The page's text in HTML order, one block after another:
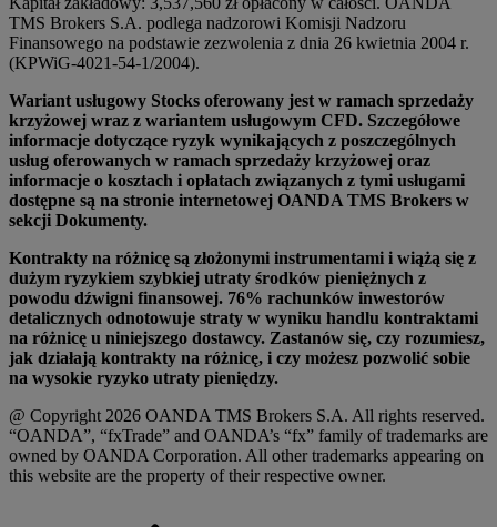
TMS Brokers S.A. podlega nadzorowi Komisji Nadzoru
Finansowego na podstawie zezwolenia z dnia 26 kwietnia 2004 r.
(KPWiG-4021-54-1/2004).
Wariant usługowy Stocks oferowany jest w ramach sprzedaży
krzyżowej wraz z wariantem usługowym CFD. Szczegółowe
informacje dotyczące ryzyk wynikających z poszczególnych
usług oferowanych w ramach sprzedaży krzyżowej oraz
informacje o kosztach i opłatach związanych z tymi usługami
dostępne są na stronie internetowej OANDA TMS Brokers w
sekcji Dokumenty.
Kontrakty na różnicę są złożonymi instrumentami i wiążą się z
dużym ryzykiem szybkiej utraty środków pieniężnych z
powodu dźwigni finansowej. 76% rachunków inwestorów
detalicznych odnotowuje straty w wyniku handlu kontraktami
na różnicę u niniejszego dostawcy. Zastanów się, czy rozumiesz,
jak działają kontrakty na różnicę, i czy możesz pozwolić sobie
na wysokie ryzyko utraty pieniędzy.
@ Copyright 2026 OANDA TMS Brokers S.A. All rights reserved.
“OANDA”, “fxTrade” and OANDA’s “fx” family of trademarks are
owned by OANDA Corporation. All other trademarks appearing on
this website are the property of their respective owner.